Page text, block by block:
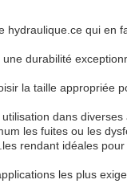
qui en
durabilité
la taille appropriée
dans diverses
les fuites ou les
rendant idéales
les plus